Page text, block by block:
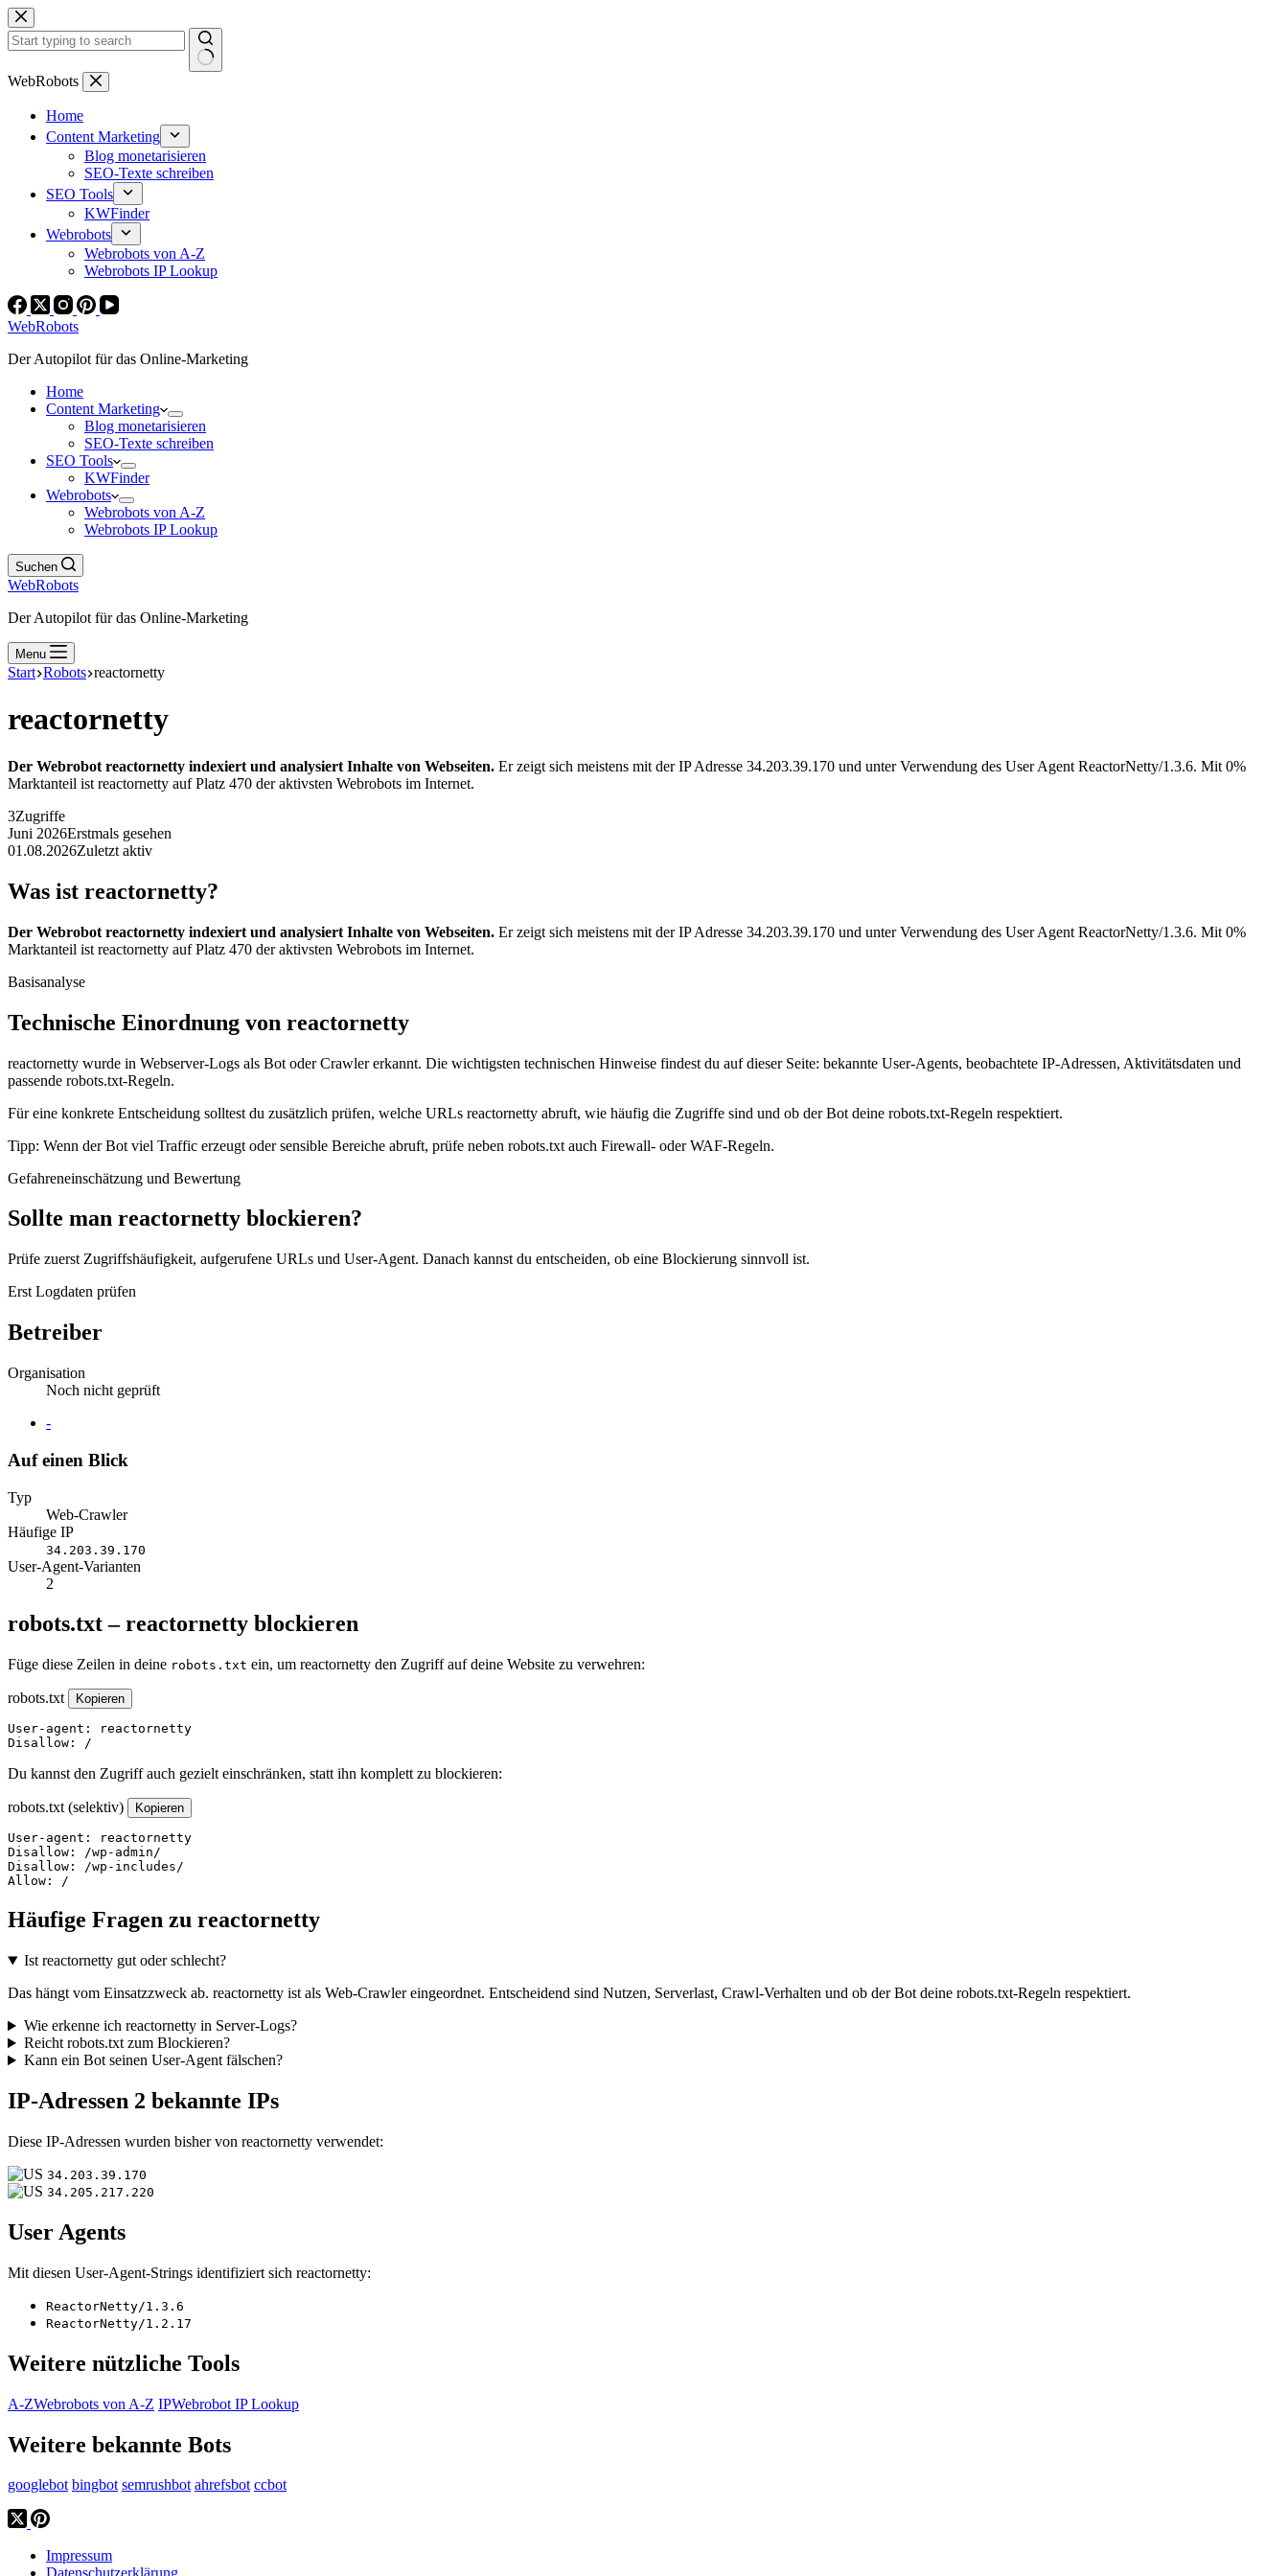
Zum
Inhalt
springen
Keine
WebRobots
Home
Content Marketing
Blog monetarisieren
SEO-Texte schreiben
SEO Tools
KWFinder
Webrobots
Webrobots von A-Z
Webrobots IP Lookup
WebRobots
Der Autopilot für das Online-Marketing
Home
Content Marketing
Blog monetarisieren
SEO-Texte schreiben
SEO Tools
KWFinder
Webrobots
Webrobots von A-Z
Webrobots IP Lookup
Suchen
WebRobots
Der Autopilot für das Online-Marketing
Menu
Start Robots reactornetty
reactornetty
Der Webrobot reactornetty indexiert und analysiert Inhalte von Webseiten. Er zeigt sich meistens mit der IP Adresse 34.203.39.170 und unter Verwendung des User Agent ReactorNetty/1.3.6. Mit 0%
Marktanteil ist reactornetty auf Platz 470 der aktivsten Webrobots im Internet.
3Zugriffe
Juni 2026Erstmals gesehen
01.08.2026Zuletzt aktiv
Was ist reactornetty?
Der Webrobot reactornetty indexiert und analysiert Inhalte von Webseiten. Er zeigt sich meistens mit der IP Adresse 34.203.39.170 und unter Verwendung des User Agent ReactorNetty/1.3.6. Mit 0%
Marktanteil ist reactornetty auf Platz 470 der aktivsten Webrobots im Internet.
Basisanalyse
Technische Einordnung von reactornetty
reactornetty wurde in Webserver-Logs als Bot oder Crawler erkannt. Die wichtigsten technischen Hinweise findest du auf dieser Seite: bekannte User-Agents, beobachtete IP-Adressen, Aktivitätsdaten und
passende robots.txt-Regeln.
Für eine konkrete Entscheidung solltest du zusätzlich prüfen, welche URLs reactornetty abruft, wie häufig die Zugriffe sind und ob der Bot deine robots.txt-Regeln respektiert.
Tipp: Wenn der Bot viel Traffic erzeugt oder sensible Bereiche abruft, prüfe neben robots.txt auch Firewall- oder WAF-Regeln.
Gefahreneinschätzung und Bewertung
Sollte man reactornetty blockieren?
Prüfe zuerst Zugriffshäufigkeit, aufgerufene URLs und User-Agent. Danach kannst du entscheiden, ob eine Blockierung sinnvoll ist.
Erst Logdaten prüfen
Betreiber
Organisation
Noch nicht geprüft
Website
-
Auf einen Blick
Typ
Web-Crawler
Häufige IP
34.203.39.170
User-Agent-Varianten
2
robots.txt – reactornetty blockieren
Füge diese Zeilen in deine robots.txt ein, um reactornetty den Zugriff auf deine Website zu verwehren:
robots.txt Kopieren
User-agent: reactornetty
Disallow: /
Du kannst den Zugriff auch gezielt einschränken, statt ihn komplett zu blockieren:
robots.txt (selektiv) Kopieren
User-agent: reactornetty
Disallow: /wp-admin/
Disallow: /wp-includes/
Allow: /
Häufige Fragen zu reactornetty
Ist reactornetty gut oder schlecht?
Das hängt vom Einsatzzweck ab. reactornetty ist als Web-Crawler eingeordnet. Entscheidend sind Nutzen, Serverlast, Crawl-Verhalten und ob der Bot deine robots.txt-Regeln respektiert.
Wie erkenne ich reactornetty in Server-Logs?
Reicht robots.txt zum Blockieren?
Kann ein Bot seinen User-Agent fälschen?
IP-Adressen 2 bekannte IPs
Diese IP-Adressen wurden bisher von reactornetty verwendet:
34.203.39.170
34.205.217.220
User Agents
Mit diesen User-Agent-Strings identifiziert sich reactornetty:
ReactorNetty/1.3.6
ReactorNetty/1.2.17
Weitere nützliche Tools
A-ZWebrobots von A-Z IPWebrobot IP Lookup
Weitere bekannte Bots
googlebot bingbot semrushbot ahrefsbot ccbot
Impressum